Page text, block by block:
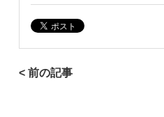
< 前の記事